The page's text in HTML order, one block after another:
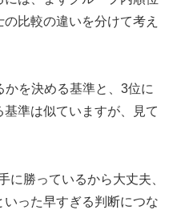
比較の違いを分けて考え
を決める基準と、3位に
準は似ていますが、見て
に勝っているから大丈夫、
った早すぎる判断につな